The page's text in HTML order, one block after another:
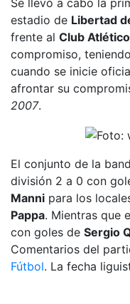
estadio de Libertad
frente al Club
compromiso,
cuando se inicie
afrontar su
2007.
El conjunto de la
división 2 a 0 con
Manni para los
Pappa. Mientras que
con goles de Sergio
Comentarios del
Fútbol. La fecha